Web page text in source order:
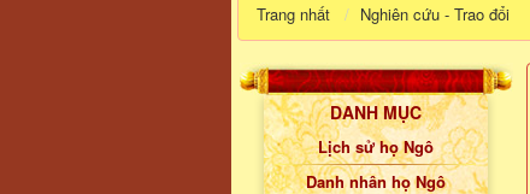
Trang nhất Nghiên cứu - Trao đổi
DANH MỤC
Lịch sử họ Ngô
Danh nhân họ Ngô